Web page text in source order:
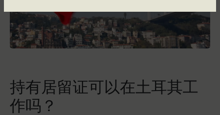
持有居留证可以在土耳其工
作吗？